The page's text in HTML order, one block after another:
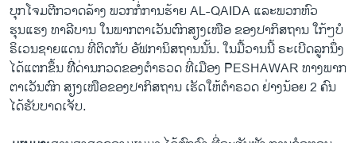
ບຸກໂຈມຕີກວາດລ້າງ ພວກກໍ່ການຮ້າຍ AL-QAIDA ແລະພວກຫົວ
ຮຸນແຮງ ທາລີບານ ໃນພາກຕາເວັນຕົກສຽງເໜືອ ຂອງປາກິສຖານ ໃກ້ໆບໍ
ຣິເວນຊາຍແດນ ທີ່ຕິດກັບ ອັຟການິສຖານນັ້ນ. ໃນມື້ວານນີ້ ຣະເບີດລູກນຶ່ງ
ໄດ້ແຕກຂຶ້ນ ທີີ່ດ່ານກວດຂອງຕຳຣວດ ທີ່ເມືອງ PESHAWAR ທາງພາກ
ຕາເວັນຕົກ ສຽງເໜືອຂອງປາກິສຖານ ເຮັດໃຫ້ຕຳຣວດ ຢ່າງນ້ອຍ 2 ຄົນ
ໄດ້ຮັບບາດເຈັບ.